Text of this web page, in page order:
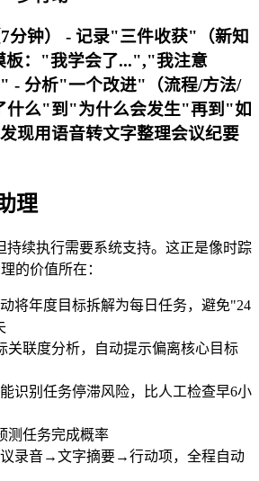
分钟） - 记录"三件收获"（新知
板："我学会了...","我注意
- 分析"一个改进"（流程/方法/
什么"到"为什么会发生"再到"如
现用语音转文字整理会议纪要
理
持续执行需要系统支持。这正是像时踪
的价值所在：
将年度目标拆解为每日任务，避免"24
关联度分析，自动提示偏离核心目标
识别任务停滞风险，比人工检查早6小
测任务完成概率
议录音→文字摘要→行动项，全程自动